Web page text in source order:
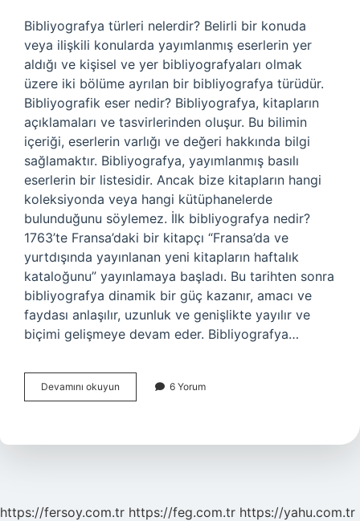
Bibliyografya türleri nelerdir? Belirli bir konuda
veya ilişkili konularda yayımlanmış eserlerin yer
aldığı ve kişisel ve yer bibliyografyaları olmak
üzere iki bölüme ayrılan bir bibliyografya türüdür.
Bibliyografik eser nedir? Bibliyografya, kitapların
açıklamaları ve tasvirlerinden oluşur. Bu bilimin
içeriği, eserlerin varlığı ve değeri hakkında bilgi
sağlamaktır. Bibliyografya, yayımlanmış basılı
eserlerin bir listesidir. Ancak bize kitapların hangi
koleksiyonda veya hangi kütüphanelerde
bulunduğunu söylemez. İlk bibliyografya nedir?
1763’te Fransa’daki bir kitapçı “Fransa’da ve
yurtdışında yayınlanan yeni kitapların haftalık
kataloğunu” yayınlamaya başladı. Bu tarihten sonra
bibliyografya dinamik bir güç kazanır, amacı ve
faydası anlaşılır, uzunluk ve genişlikte yayılır ve
biçimi gelişmeye devam eder. Bibliyografya…
Devamını okuyun
Bibliyografyalar
6 Yorum
https://fersoy.com.tr https://feg.com.tr https://yahu.com.tr